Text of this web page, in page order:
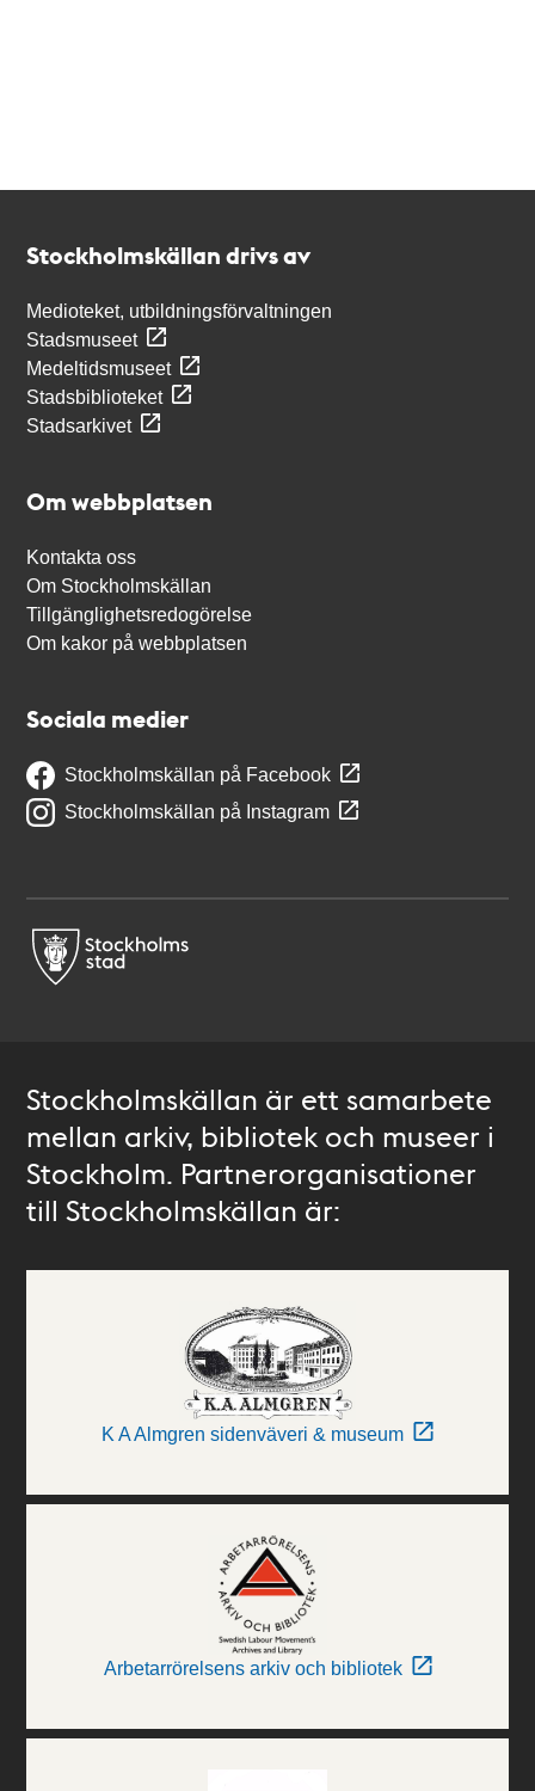
Stockholmskällan drivs av
Medioteket, utbildningsförvaltningen
Stadsmuseet
Medeltidsmuseet
Stadsbiblioteket
Stadsarkivet
Om webbplatsen
Kontakta oss
Om Stockholmskällan
Tillgänglighetsredogörelse
Om kakor på webbplatsen
Sociala medier
Stockholmskällan på Facebook
Stockholmskällan på Instagram
Stockholmskällan är ett samarbete
mellan arkiv, bibliotek och museer i
Stockholm. Partnerorganisationer
till Stockholmskällan är:
K A Almgren sidenväveri & museum
Arbetarrörelsens arkiv och bibliotek